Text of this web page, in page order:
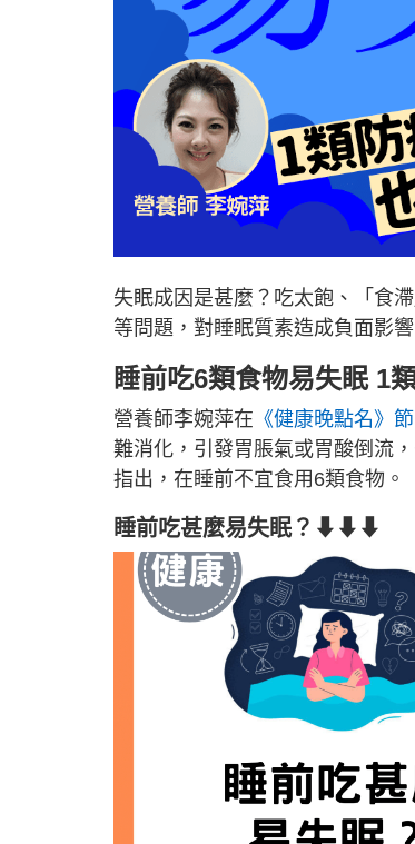
失眠成因是甚麼？吃太飽、「食
等問題，對睡眠質素造成負面影響
睡前吃6類食物易失眠 1
營養師李婉萍在 《健康晚點名》節
難消化，引發胃脹氣或胃酸倒流
指出，在睡前不宜食用6類食物。
睡前吃甚麼易失眠？⬇⬇⬇